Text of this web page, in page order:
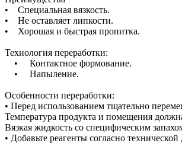
• Специальная вязкость.
• Не оставляет липкости.
• Хорошая и быстрая пропитка.
Технология переработки:
• Контактное формование.
• Напыление.
Особенности переработки:
• Перед использованием тщательно
Температура продукта и помещения
Вязкая жидкость со специфическим
• Добавьте реагенты согласно